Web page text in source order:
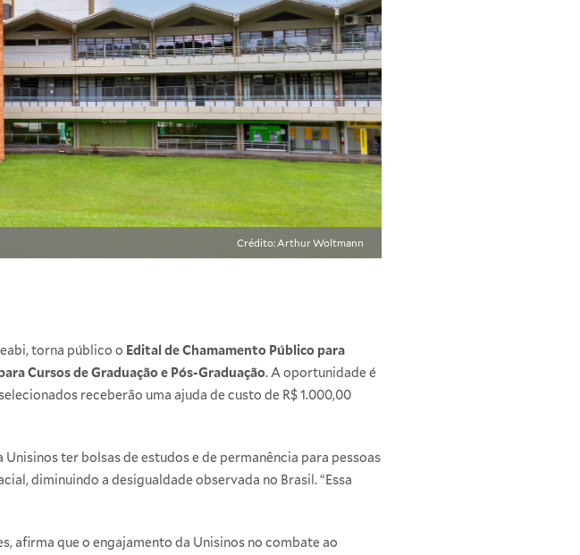
Crédito: Arthur Woltmann
torna público o Edital de Chamamento Público para
Cursos de Graduação e Pós-Graduação. A oportunidade é
receberão uma ajuda de custo de R$ 1.000,00
ter bolsas de estudos e de permanência para pessoas
diminuindo a desigualdade observada no Brasil. “Essa
afirma que o engajamento da Unisinos no combate ao